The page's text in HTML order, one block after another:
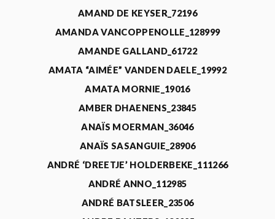
AMAND DE KEYSER_72196
AMANDA VANCOPPENOLLE_128999
AMANDE GALLAND_61722
AMATA “AIMÉE” VANDEN DAELE_19992
AMATA MORNIE_19016
AMBER DHAENENS_23845
ANAÏS MOERMAN_36046
ANAÏS SASANGUIE_28906
ANDRÉ ‘DREETJE’ HOLDERBEKE_111266
ANDRÉ ANNO_112985
ANDRÉ BATSLEER_23506